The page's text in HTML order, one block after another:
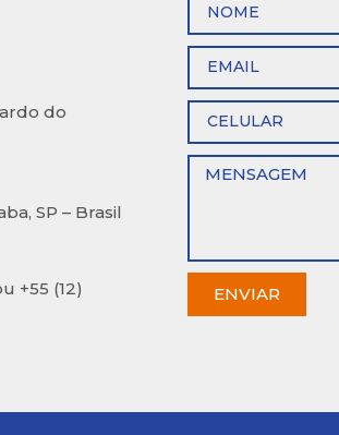
do
SP – Brasil
+55 (12)
ENVIAR